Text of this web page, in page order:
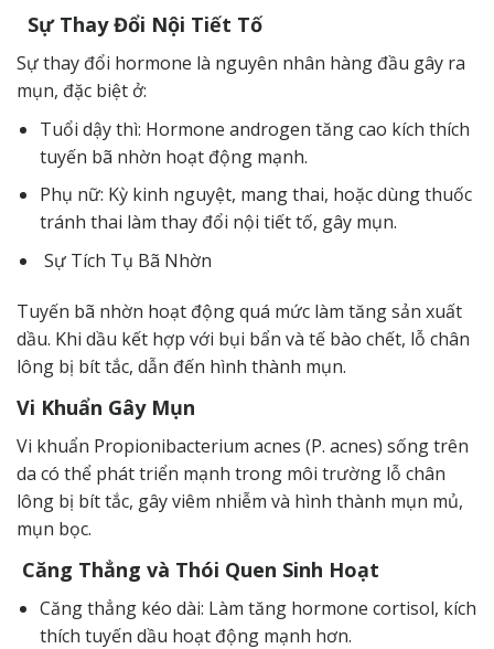
Sự Thay Đổi Nội Tiết Tố
Sự thay đổi hormone là nguyên nhân hàng đầu gây ra
mụn, đặc biệt ở:
Tuổi dậy thì: Hormone androgen tăng cao kích thích
tuyến bã nhờn hoạt động mạnh.
Phụ nữ: Kỳ kinh nguyệt, mang thai, hoặc dùng thuốc
tránh thai làm thay đổi nội tiết tố, gây mụn.
Sự Tích Tụ Bã Nhờn
Tuyến bã nhờn hoạt động quá mức làm tăng sản xuất
dầu. Khi dầu kết hợp với bụi bẩn và tế bào chết, lỗ chân
lông bị bít tắc, dẫn đến hình thành mụn.
Vi Khuẩn Gây Mụn
Vi khuẩn Propionibacterium acnes (P. acnes) sống trên
da có thể phát triển mạnh trong môi trường lỗ chân
lông bị bít tắc, gây viêm nhiễm và hình thành mụn mủ,
mụn bọc.
Căng Thẳng và Thói Quen Sinh Hoạt
Căng thẳng kéo dài: Làm tăng hormone cortisol, kích
thích tuyến dầu hoạt động mạnh hơn.